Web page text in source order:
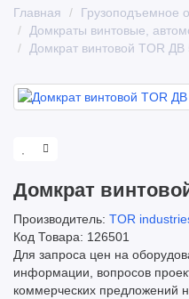
Главная Грузоподъемное
Домкраты винтовые,
Домкрат винтовой TOR ДВ
Домкрат
Производитель: TOR
Код Товара: 126501
Для запроса цен на
информации, вопросов
коммерческих предложений